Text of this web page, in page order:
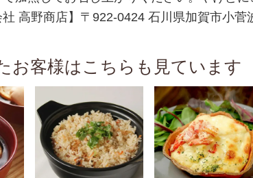
高野商店】〒922-0424 石川県加賀市小菅
お客様はこちらも見ています